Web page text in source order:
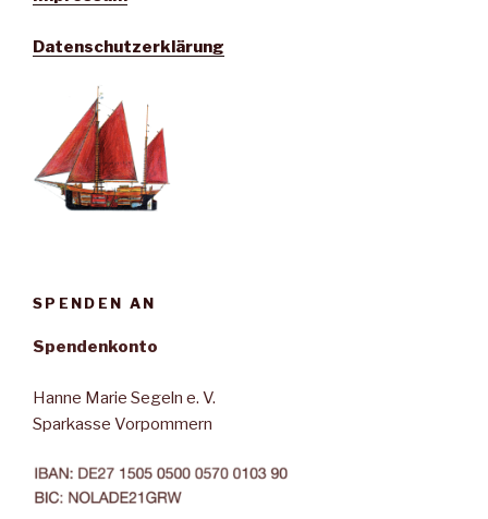
Datenschutzerklärung
SPENDEN AN
Spendenkonto
Hanne Marie Segeln e. V.
Sparkasse Vorpommern